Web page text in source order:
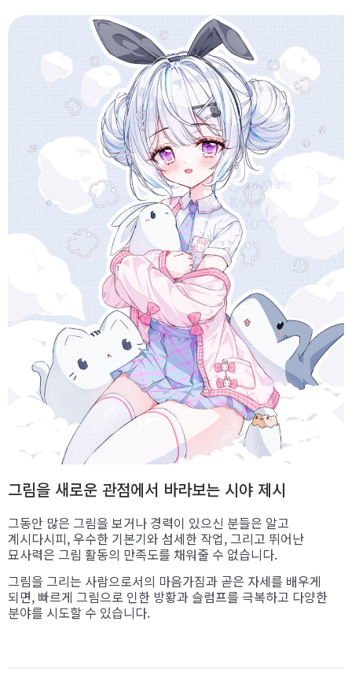
그림을 새로운 관점에서 바라보는 시야 제시
그동안 많은 그림을 보거나 경력이 있으신 분들은 알고
계시다시피, 우수한 기본기와 섬세한 작업, 그리고 뛰어난
묘사력은 그림 활동의 만족도를 채워줄 수 없습니다.
그림을 그리는 사람으로서의 마음가짐과 곧은 자세를 배우게
되면, 빠르게 그림으로 인한 방황과 슬럼프를 극복하고 다양한
분야를 시도할 수 있습니다.